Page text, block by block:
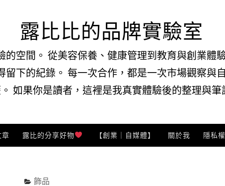
露比比的品牌實驗室
空間。 從美容保養、健康管理到教育與創業體
下的紀錄。 每一次合作，都是一次市場觀察與
如果你是讀者，這裡是我真實體驗後的整理與
章 露比的分享好物 【創業｜自媒體】 關於我 隱私
飾品